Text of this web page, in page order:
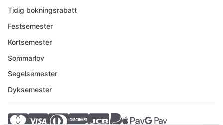
Tidig bokningsrabatt
Festsemester
Kortsemester
Sommarlov
Segelsemester
Dyksemester